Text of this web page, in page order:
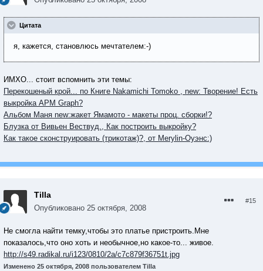
Цитата
я, кажется, становлюсь мечтателем:-)
ИМХО... стоит вспомнить эти темы:
Перекошеный крой... по Книге Nakamichi Tomoko , new: Творение! Есть
выкройка APM Graph?
Aльбом Маня new:жакет Ямамото - макеты проц. сборки!?
Блузка от Вивьен Вествуд., Как построить выкройку?
Как такое сконструировать (трикотаж)?, от Merylin-Оуэнс:)
Tilla
Опубликовано 25 октября, 2008
#15
Не смогла найти темку,чтобы это платье пристроить.Мне
показалось,что оно хоть и необычное,но какое-то... живое.
http://s49.radikal.ru/i123/0810/2a/c7c879f36751t.jpg
Изменено 25 октября, 2008 пользователем Tilla